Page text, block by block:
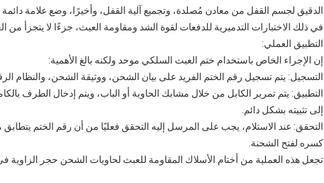
الدقيق لجسم القفل من معادن مُصلدة، وتجميع آلية القفل، وأخيرًا، وضع علامة دائمة
في ذلك الاختبارات التدميرية للدفعات لقوة الشد ومقاومة العبث، جزءًا لا يتجزأ من
التطبيق العملي:
إن الإجراء الخاص باستخدام ختم العبث السلكي موحد ولكنه بالغ الأهمية:
التسجيل: يتم تسجيل رقم الختم الفريد على بيان الشحن، ووثيقة الشحن، والنظام
التطبيق: يتم تمرير الكابل من خلال مشابك الحاوية أو الباب، ويتم إدخال
إلى تثبيته بشكل دائم.
التحقق: عند الاستلام، يجب على المرسل إليه التحقق فعليًا من أن رقم الختم
كسره لفتح الشحنة.
تجعل هذه العملية من أختام الأسلاك المقاومة للعبث لحاويات الشحن حجر الزاوية